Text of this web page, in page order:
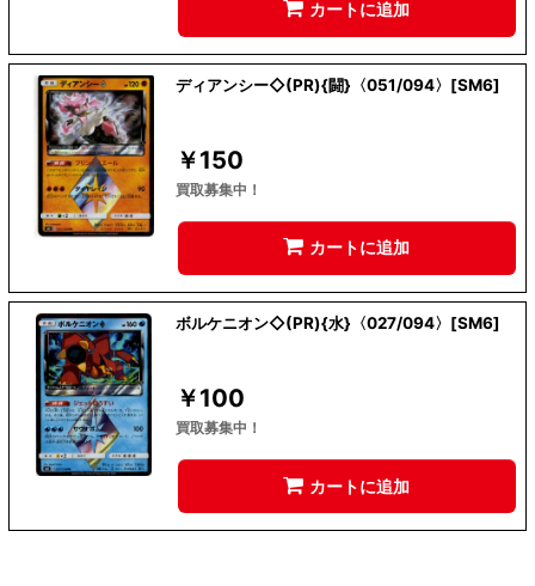
カートに追加
ディアンシー◇(PR){闘}〈051/094〉[SM6]
￥150
買取募集中！
カートに追加
ボルケニオン◇(PR){水}〈027/094〉[SM6]
￥100
買取募集中！
カートに追加